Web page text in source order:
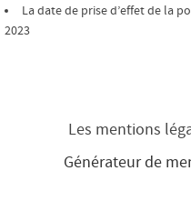
La date de prise d’effet de la
2023
Les mentions
Générateur de